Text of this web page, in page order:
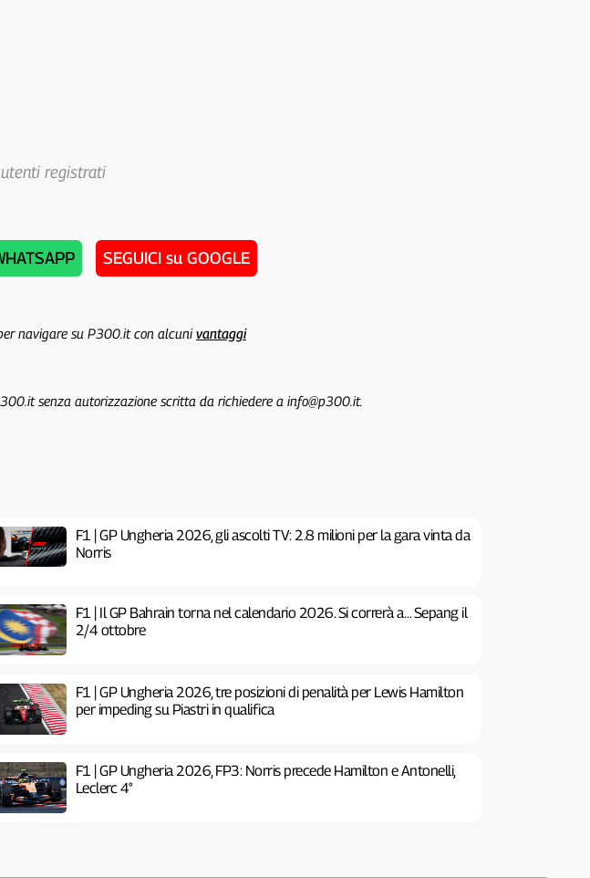
registrati
SEGUICI su GOOGLE
navigare su P300.it con alcunivantaggi
senza autorizzazione scritta da richiedere a info@p300.it.
F1 | GP Ungheria 2026, gli ascolti TV: 2.8 milioni per la gara vinta da
Norris
F1 | Il GP Bahrain torna nel calendario 2026. Si correrà a… Sepang il
2/4 ottobre
F1 | GP Ungheria 2026, tre posizioni di penalità per Lewis Hamilton
per impeding su Piastri in qualifica
F1 | GP Ungheria 2026, FP3: Norris precede Hamilton e Antonelli,
Leclerc 4°